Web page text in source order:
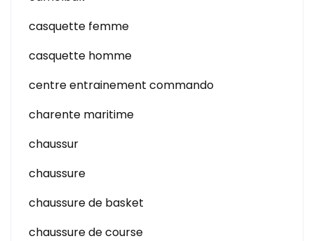
casquette femme
casquette homme
centre entrainement commando
charente maritime
chaussur
chaussure
chaussure de basket
chaussure de course